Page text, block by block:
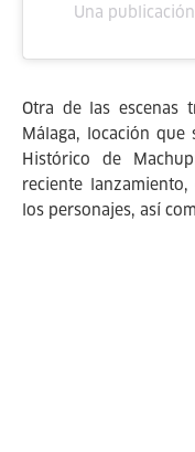
Una
Otra de las escenas
Málaga, locación que
Histórico de
reciente
los personajes, así